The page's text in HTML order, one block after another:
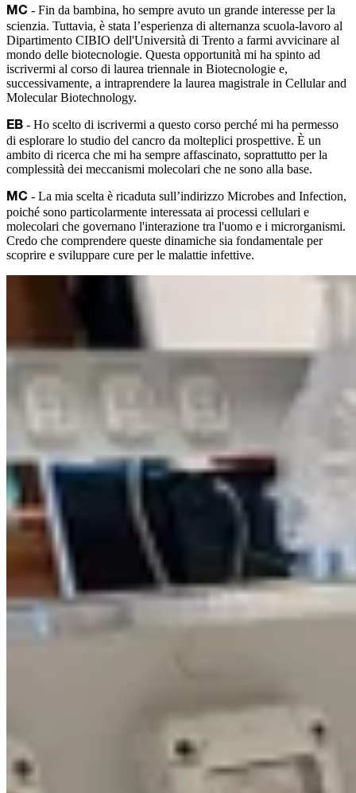
MC - Fin da bambina, ho sempre avuto un grande interesse per la
scienzia. Tuttavia, è stata l’esperienza di alternanza scuola-lavoro al
Dipartimento CIBIO dell'Università di Trento a farmi avvicinare al
mondo delle biotecnologie. Questa opportunità mi ha spinto ad
iscrivermi al corso di laurea triennale in Biotecnologie e,
successivamente, a intraprendere la laurea magistrale in Cellular and
Molecular Biotechnology.
EB - Ho scelto di iscrivermi a questo corso perché mi ha permesso
di esplorare lo studio del cancro da molteplici prospettive. È un
ambito di ricerca che mi ha sempre affascinato, soprattutto per la
complessità dei meccanismi molecolari che ne sono alla base.
MC - La mia scelta è ricaduta sull’indirizzo Microbes and Infection,
poiché sono particolarmente interessata ai processi cellulari e
molecolari che governano l'interazione tra l'uomo e i microrganismi.
Credo che comprendere queste dinamiche sia fondamentale per
scoprire e sviluppare cure per le malattie infettive.